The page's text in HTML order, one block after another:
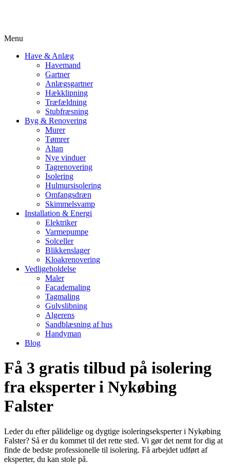
Menu
Have & Anlæg
Havemand
Gartner
Anlægsgartner
Hækklipning
Træfældning
Stubfræsning
Byg & Renovering
Murer
Tømrer
Altan
Nye vinduer
Tagrenovering
Isolering
Hulmursisolering
Omfangsdræn
Skimmelsvamp
Installation & Energi
Elektriker
Varmepumpe
Solceller
Blikkenslager
Kloakrenovering
Vedligeholdelse
Maler
Facademaling
Tagmaling
Gulvslibning
Algerens
Sandblæsning af hus
Handyman
Blog
Få 3 gratis tilbud på isolering
fra eksperter i Nykøbing
Falster
Leder du efter pålidelige og dygtige isoleringseksperter i Nykøbing
Falster? Så er du kommet til det rette sted. Vi gør det nemt for dig at
finde de bedste professionelle til isolering. Få arbejdet udført af
eksperter, du kan stole på.